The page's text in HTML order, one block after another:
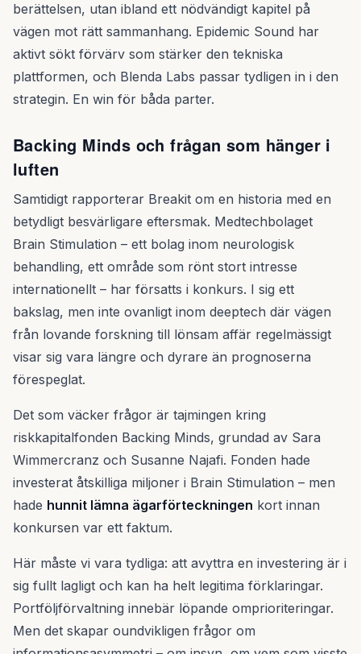
berättelsen, utan ibland ett nödvändigt kapitel på
vägen mot rätt sammanhang. Epidemic Sound har
aktivt sökt förvärv som stärker den tekniska
plattformen, och Blenda Labs passar tydligen in i den
strategin. En win för båda parter.
Backing Minds och frågan som hänger i
luften
Samtidigt rapporterar Breakit om en historia med en
betydligt besvärligare eftersmak. Medtechbolaget
Brain Stimulation – ett bolag inom neurologisk
behandling, ett område som rönt stort intresse
internationellt – har försatts i konkurs. I sig ett
bakslag, men inte ovanligt inom deeptech där vägen
från lovande forskning till lönsam affär regelmässigt
visar sig vara längre och dyrare än prognoserna
förespeglat.
Det som väcker frågor är tajmingen kring
riskkapitalfonden Backing Minds, grundad av Sara
Wimmercranz och Susanne Najafi. Fonden hade
investerat åtskilliga miljoner i Brain Stimulation – men
hade hunnit lämna ägarförteckningen kort innan
konkursen var ett faktum.
Här måste vi vara tydliga: att avyttra en investering är i
sig fullt lagligt och kan ha helt legitima förklaringar.
Portföljförvaltning innebär löpande omprioriteringar.
Men det skapar oundvikligen frågor om